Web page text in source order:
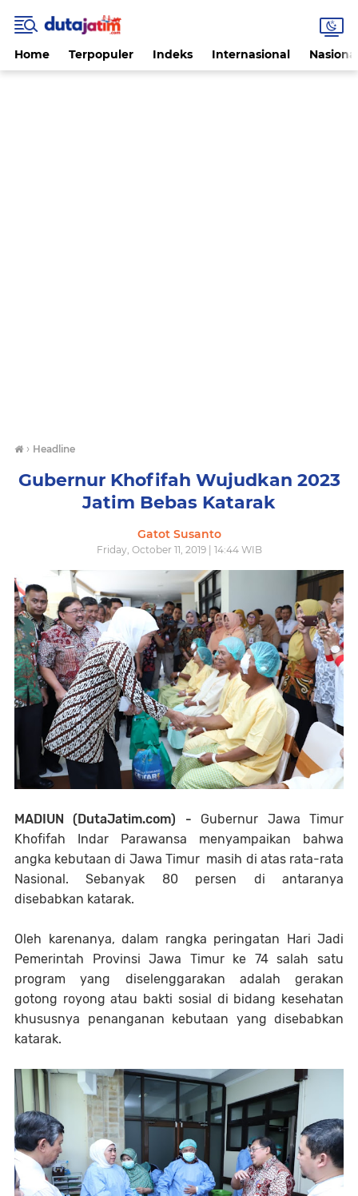
Home Terpopuler Indeks Internasional
› Headline
Gubernur Khofifah Wujudkan 2023
Jatim Bebas Katarak
Gatot Susanto
Friday, October 11, 2019 | 14:44 WIB
MADIUN (DutaJatim.com) - Gubernur Jawa Timur
Khofifah Indar Parawansa menyampaikan bahwa
angka kebutaan di Jawa Timur masih di atas rata-rata
Nasional. Sebanyak 80 persen di antaranya
disebabkan katarak.
Oleh karenanya, dalam rangka peringatan Hari Jadi
Pemerintah Provinsi Jawa Timur ke 74 salah satu
program yang diselenggarakan adalah gerakan
gotong royong atau bakti sosial di bidang kesehatan
khususnya penanganan kebutaan yang disebabkan
katarak.